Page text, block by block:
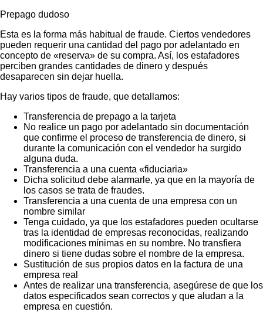
Prepago dudoso
Esta es la forma más habitual de fraude. Ciertos vendedores
pueden requerir una cantidad del pago por adelantado en
concepto de «reserva» de su compra. Así, los estafadores
perciben grandes cantidades de dinero y después
desaparecen sin dejar huella.
Hay varios tipos de fraude, que detallamos:
Transferencia de prepago a la tarjeta
No realice un pago por adelantado sin documentación
que confirme el proceso de transferencia de dinero, si
durante la comunicación con el vendedor ha surgido
alguna duda.
Transferencia a una cuenta «fiduciaria»
Dicha solicitud debe alarmarle, ya que en la mayoría de
los casos se trata de fraudes.
Transferencia a una cuenta de una empresa con un
nombre similar
Tenga cuidado, ya que los estafadores pueden ocultarse
tras la identidad de empresas reconocidas, realizando
modificaciones mínimas en su nombre. No transfiera
dinero si tiene dudas sobre el nombre de la empresa.
Sustitución de sus propios datos en la factura de una
empresa real
Antes de realizar una transferencia, asegúrese de que los
datos especificados sean correctos y que aludan a la
empresa en cuestión.